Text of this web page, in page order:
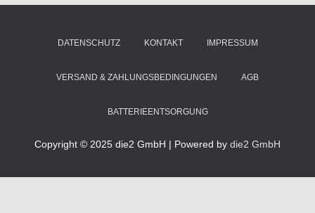
DATENSCHUTZ KONTAKT IMPRESSUM
VERSAND & ZAHLUNGSBEDINGUNGEN AGB
BATTERIEENTSORGUNG
Copyright © 2025 die2 GmbH | Powered by die2 GmbH